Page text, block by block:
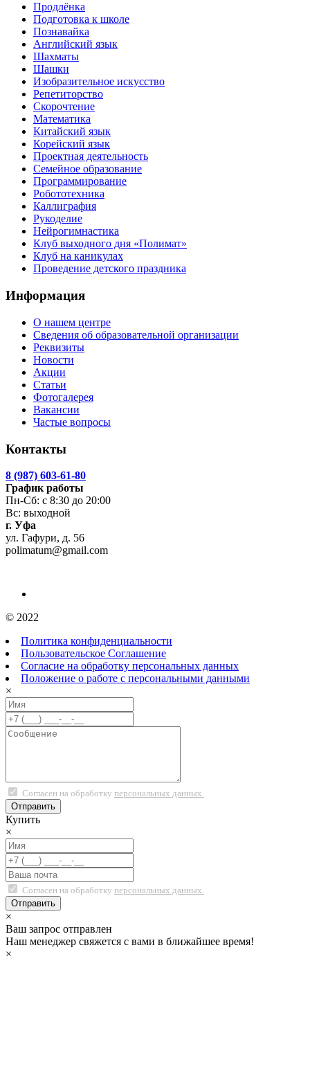
Продлёнка
Подготовка к школе
Познавайка
Английский язык
Шахматы
Шашки
Изобразительное искусство
Репетиторство
Скорочтение
Математика
Китайский язык
Корейский язык
Проектная деятельность
Семейное образование
Программирование
Робототехника
Каллиграфия
Рукоделие
Нейрогимнастика
Клуб выходного дня «Полимат»
Клуб на каникулах
Проведение детского праздника
Информация
О нашем центре
Сведения об образовательной организации
Реквизиты
Новости
Акции
Статьи
Фотогалерея
Вакансии
Частые вопросы
Контакты
8 (987) 603-61-80
График работы
Пн-Сб: с 8:30 до 20:00
Вс: выходной
г. Уфа
ул. Гафури, д. 56
polimatum@gmail.com
© 2022
Политика конфиденциальности
Пользовательское Соглашение
Согласие на обработку персональных данных
Положение о работе с персональными данными
×
Согласен на обработку персональных данных.
Купить
×
Согласен на обработку персональных данных.
×
Ваш запрос отправлен
Наш менеджер свяжется с вами в ближайшее время!
×